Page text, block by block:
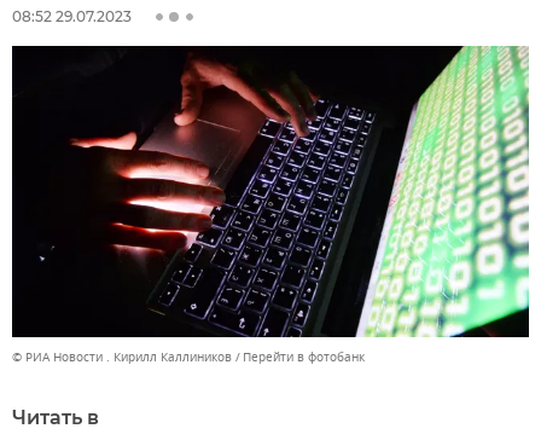
08:52 29.07.2023
© РИА Новости . Кирилл Каллиников Перейти в фотобанк
Читать в